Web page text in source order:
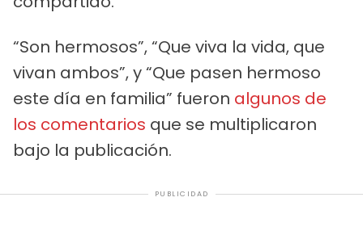
“Son hermosos”, “Que viva la vida, que
vivan ambos”, y “Que pasen hermoso
este día en familia” fueron algunos de
los comentarios que se multiplicaron
bajo la publicación.
PUBLICIDAD